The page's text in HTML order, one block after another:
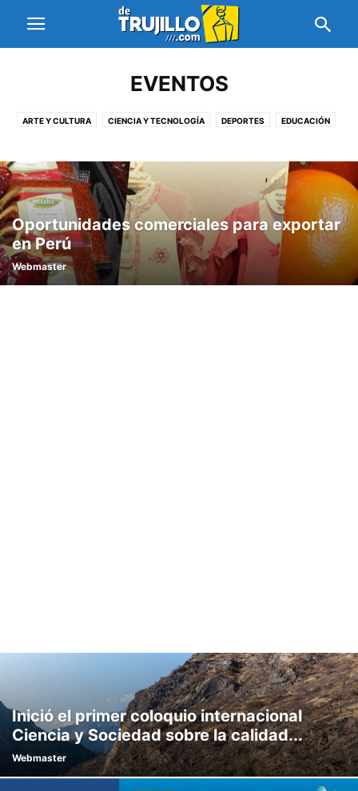
EVENTOS
ARTE Y CULTURA CIENCIA Y TECNOLOGÍA DEPORTES EDUCACIÓN
INSTITUCIONALES INTERNACIONALES MASCOTAS Y ANIMALES
NACIONALES NEGOCIOS Y ECONOMÍA REGIONALES
SALUD TRUJILLO TURISMO
Oportunidades comerciales para exportar
en Perú
Webmaster
Inició el primer coloquio internacional
Ciencia y Sociedad sobre la calidad...
Webmaster